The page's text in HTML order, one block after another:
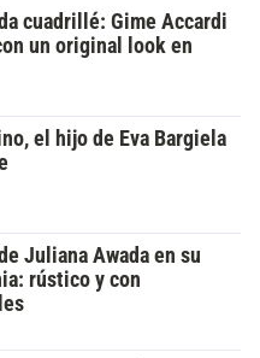
cuadrillé: Gime Accardi
un original look en
el hijo de Eva Bargiela
Juliana Awada en su
rústico y con